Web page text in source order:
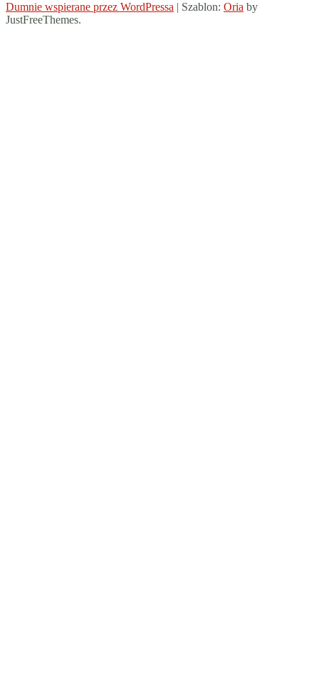
Dumnie wspierane przez WordPressa | Szablon: Oria by
JustFreeThemes.